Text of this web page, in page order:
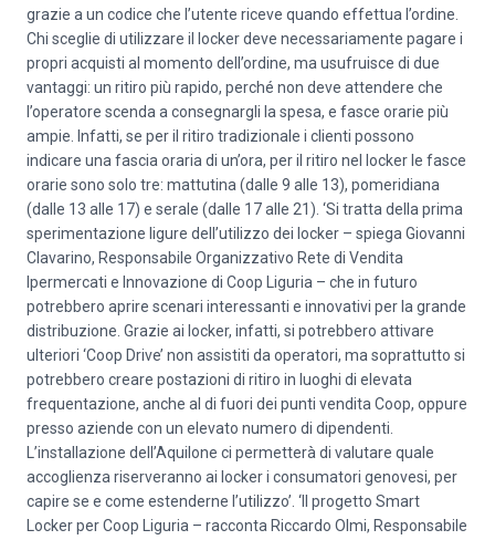
grazie a un codice che l’utente riceve quando effettua l’ordine.
Chi sceglie di utilizzare il locker deve necessariamente pagare i
propri acquisti al momento dell’ordine, ma usufruisce di due
vantaggi: un ritiro più rapido, perché non deve attendere che
l’operatore scenda a consegnargli la spesa, e fasce orarie più
ampie. Infatti, se per il ritiro tradizionale i clienti possono
indicare una fascia oraria di un’ora, per il ritiro nel locker le fasce
orarie sono solo tre: mattutina (dalle 9 alle 13), pomeridiana
(dalle 13 alle 17) e serale (dalle 17 alle 21). ‘Si tratta della prima
sperimentazione ligure dell’utilizzo dei locker – spiega Giovanni
Clavarino, Responsabile Organizzativo Rete di Vendita
Ipermercati e Innovazione di Coop Liguria – che in futuro
potrebbero aprire scenari interessanti e innovativi per la grande
distribuzione. Grazie ai locker, infatti, si potrebbero attivare
ulteriori ‘Coop Drive’ non assistiti da operatori, ma soprattutto si
potrebbero creare postazioni di ritiro in luoghi di elevata
frequentazione, anche al di fuori dei punti vendita Coop, oppure
presso aziende con un elevato numero di dipendenti.
L’installazione dell’Aquilone ci permetterà di valutare quale
accoglienza riserveranno ai locker i consumatori genovesi, per
capire se e come estenderne l’utilizzo’. ‘Il progetto Smart
Locker per Coop Liguria – racconta Riccardo Olmi, Responsabile